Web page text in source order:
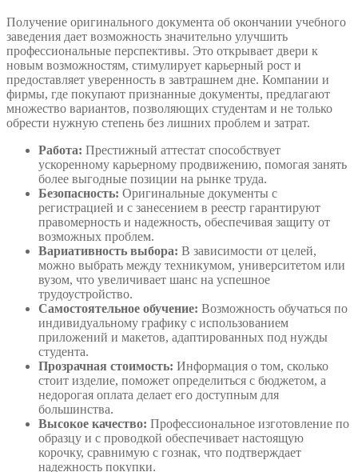
Получение оригинального документа об окончании учебного
заведения дает возможность значительно улучшить
профессиональные перспективы. Это открывает двери к
новым возможностям, стимулирует карьерный рост и
предоставляет уверенность в завтрашнем дне. Компании и
фирмы, где покупают признанные документы, предлагают
множество вариантов, позволяющих студентам и не только
обрести нужную степень без лишних проблем и затрат.
Работа: Престижный аттестат способствует
ускоренному карьерному продвижению, помогая занять
более выгодные позиции на рынке труда.
Безопасность: Оригинальные документы с
регистрацией и с занесением в реестр гарантируют
правомерность и надежность, обеспечивая защиту от
возможных проблем.
Вариативность выбора: В зависимости от целей,
можно выбрать между техникумом, университетом или
вузом, что увеличивает шанс на успешное
трудоустройство.
Самостоятельное обучение: Возможность обучаться по
индивидуальному графику с использованием
приложений и макетов, адаптированных под нужды
студента.
Прозрачная стоимость: Информация о том, сколько
стоит изделие, поможет определиться с бюджетом, а
недорогая оплата делает его доступным для
большинства.
Высокое качество: Профессиональное изготовление по
образцу и с проводкой обеспечивает настоящую
корочку, сравнимую с гознак, что подтверждает
надежность покупки.